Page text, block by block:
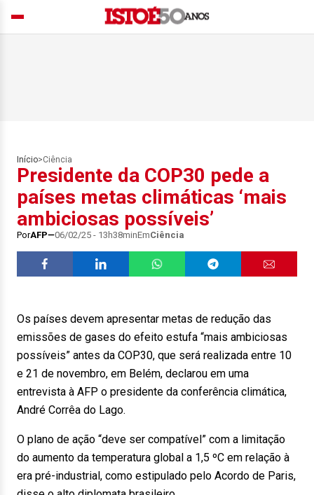
Início>Ciência
Presidente da COP30 pede a
países metas climáticas ‘mais
ambiciosas possíveis’
PorAFP 06/02/25 - 13h38minEmCiência
Os países devem apresentar metas de redução das
emissões de gases do efeito estufa “mais ambiciosas
possíveis” antes da COP30, que será realizada entre 10
e 21 de novembro, em Belém, declarou em uma
entrevista à AFP o presidente da conferência climática,
André Corrêa do Lago.
O plano de ação “deve ser compatível” com a limitação
do aumento da temperatura global a 1,5 ºC em relação à
era pré-industrial, como estipulado pelo Acordo de Paris,